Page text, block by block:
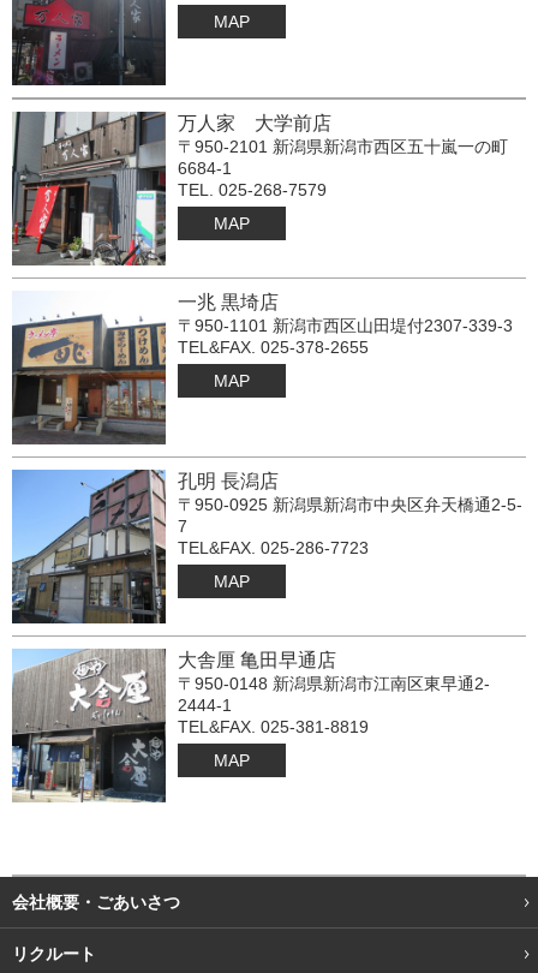
MAP
万人家 大学前店
〒950-2101 新潟県新潟市西区五十嵐一の町
6684-1
TEL. 025-268-7579
MAP
一兆 黒埼店
〒950-1101 新潟市西区山田堤付2307-339-3
TEL&FAX. 025-378-2655
MAP
孔明 長潟店
〒950-0925 新潟県新潟市中央区弁天橋通2-5-
7
TEL&FAX. 025-286-7723
MAP
大舎厘 亀田早通店
〒950-0148 新潟県新潟市江南区東早通2-
2444-1
TEL&FAX. 025-381-8819
MAP
会社概要・ごあいさつ
リクルート